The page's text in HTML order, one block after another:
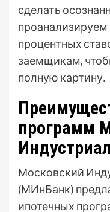
сделать
процентных
заемщикам,
полную картину․
программ
Московский
(МИнБанк)
ипотечных